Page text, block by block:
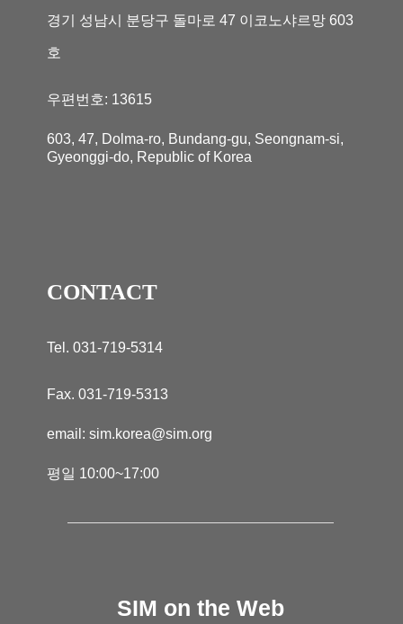
경기 성남시 분당구 돌마로 47 이코노샤르망 603
호
우편번호: 13615
603, 47, Dolma-ro, Bundang-gu, Seongnam-si,
Gyeonggi-do, Republic of Korea
CONTACT
Tel. 031-719-5314
Fax. 031-719-5313
email: sim.korea@sim.org
평일 10:00~17:00
SIM on the Web